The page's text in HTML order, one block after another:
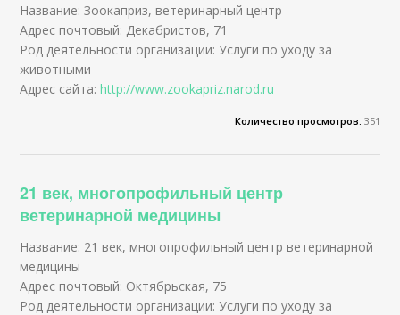
Название: Зоокаприз, ветеринарный центр
Адрес почтовый: Декабристов, 71
Род деятельности организации: Услуги по уходу за
животными
Адрес сайта:http://www.zookapriz.narod.ru
Количество просмотров: 351
21 век, многопрофильный центр
ветеринарной медицины
Название: 21 век, многопрофильный центр ветеринарной
медицины
Адрес почтовый: Октябрьская, 75
Род деятельности организации: Услуги по уходу за